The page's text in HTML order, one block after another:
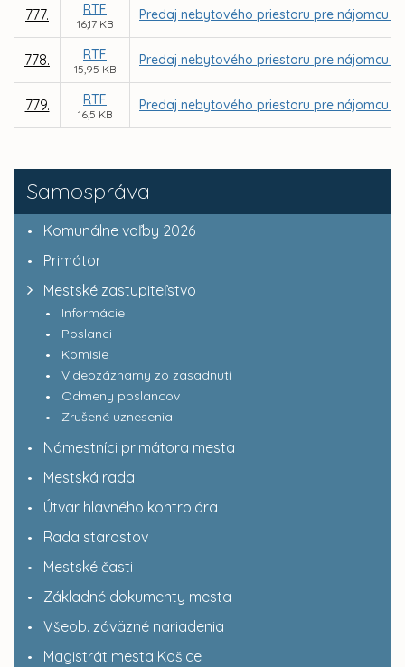
Samospráva
Komunálne voľby 2026
Primátor
Mestské zastupiteľstvo
Informácie
Poslanci
Komisie
Videozáznamy zo zasadnutí
Odmeny poslancov
Zrušené uznesenia
Námestníci primátora mesta
Mestská rada
Útvar hlavného kontrolóra
Rada starostov
Mestské časti
Základné dokumenty mesta
Všeob. záväzné nariadenia
Magistrát mesta Košice
777. RTF
16,17 KB
Predaj nebytového priestoru pre nájomcu
778. RTF
15,95 KB
Predaj nebytového priestoru pre nájomcu
779. RTF
16,5 KB
Predaj nebytového priestoru pre nájomcu